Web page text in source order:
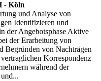
- Köln
und Analyse von
Identifizieren und
der Angebotsphase Aktive
der Erarbeitung von
Begründen von Nachträgen
Korrespondenz
während der